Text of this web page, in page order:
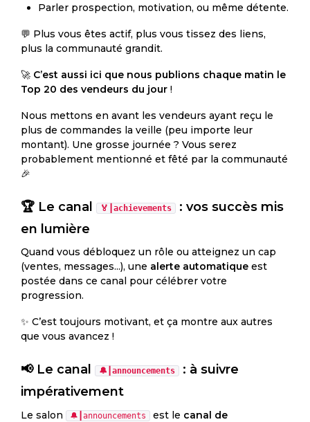
Parler prospection, motivation, ou même détente.
💬 Plus vous êtes actif, plus vous tissez des liens,
plus la communauté grandit.
🚀 C’est aussi ici que nous publions chaque matin le
Top 20 des vendeurs du jour !
Nous mettons en avant les vendeurs ayant reçu le
plus de commandes la veille (peu importe leur
montant). Une grosse journée ? Vous serez
probablement mentionné et fêté par la communauté
🎉
🏆 Le canal 🏅┃achievements
: vos succès mis
en lumière
Quand vous débloquez un rôle ou atteignez un cap
(ventes, messages...), une alerte automatique est
postée dans ce canal pour célébrer votre
progression.
✨ C’est toujours motivant, et ça montre aux autres
que vous avancez !
📢 Le canal 🔔┃announcements
: à suivre
impérativement
Le salon 🔔┃announcements est le canal de